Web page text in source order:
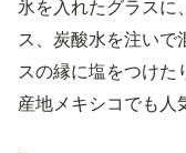
氷を入れたグラスに
ス、炭酸水を注いで
スの縁に塩をつけた
産地メキシコでも人